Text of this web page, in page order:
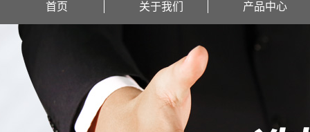
首页 关于我们 产品中心